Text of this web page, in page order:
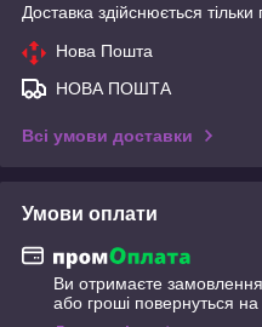
Доставка здійснюється тільки
Нова Пошта
НОВА ПОШТА
Всі умови доставки
Умови оплати
Ви отримаєте замовлення
або гроші повернуться